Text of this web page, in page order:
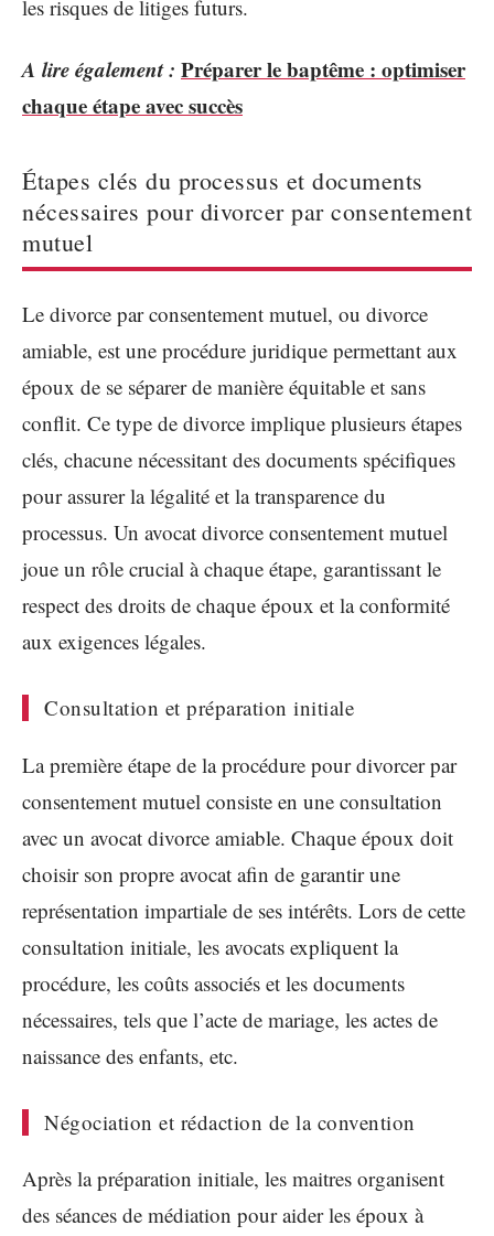
les risques de litiges futurs.
A lire également : Préparer le baptême : optimiser
chaque étape avec succès
Étapes clés du processus et documents
nécessaires pour divorcer par consentement
mutuel
Le divorce par consentement mutuel, ou divorce
amiable, est une procédure juridique permettant aux
époux de se séparer de manière équitable et sans
conflit. Ce type de divorce implique plusieurs étapes
clés, chacune nécessitant des documents spécifiques
pour assurer la légalité et la transparence du
processus. Un avocat divorce consentement mutuel
joue un rôle crucial à chaque étape, garantissant le
respect des droits de chaque époux et la conformité
aux exigences légales.
Consultation et préparation initiale
La première étape de la procédure pour divorcer par
consentement mutuel consiste en une consultation
avec un avocat divorce amiable. Chaque époux doit
choisir son propre avocat afin de garantir une
représentation impartiale de ses intérêts. Lors de cette
consultation initiale, les avocats expliquent la
procédure, les coûts associés et les documents
nécessaires, tels que l’acte de mariage, les actes de
naissance des enfants, etc.
Négociation et rédaction de la convention
Après la préparation initiale, les maitres organisent
des séances de médiation pour aider les époux à